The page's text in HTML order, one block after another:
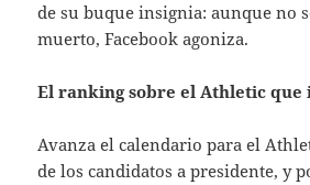
de su buque insignia: aunque no
muerto, Facebook agoniza.
El ranking sobre el Athletic que
Avanza el calendario para el
de los candidatos a presidente, y